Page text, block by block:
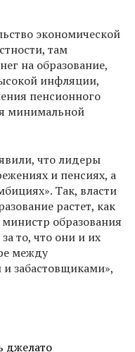
экономической
там
на образование,
инфляции,
пенсионного
минимальной
что лидеры
и пенсиях, а
Так, власти
растет, как
образования
то, что они и их
между
забастовщиками»,
джелато